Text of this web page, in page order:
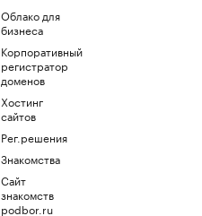
Облако для
бизнеса
Корпоративный
регистратор
доменов
Хостинг
сайтов
Рег.решения
Знакомства
Сайт
знакомств
podbor.ru